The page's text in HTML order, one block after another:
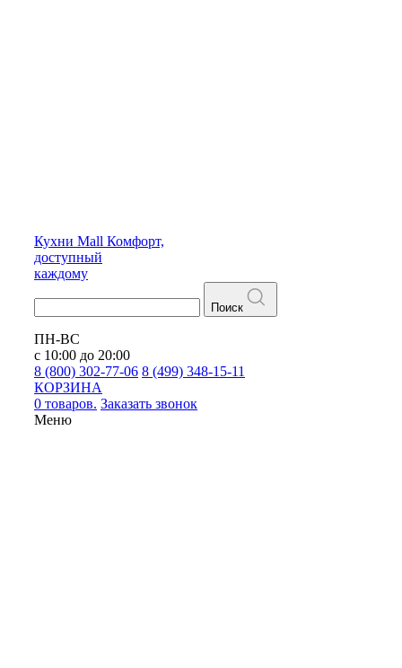
Кухни Mall Комфорт,
доступный
каждому
Поиск
ПН-ВС
с 10:00 до 20:00
8 (800) 302-77-06 8 (499) 348-15-11
КОРЗИНА
0 товаров. Заказать звонок
Меню